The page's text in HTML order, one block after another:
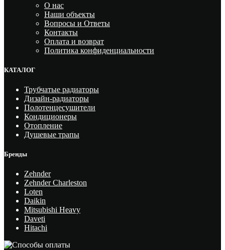
О нас
Наши объекты
Вопросы и Ответы
Контакты
Оплата и возврат
Политика конфиденциальности
КАТАЛОГ
Трубчатые радиаторы
Дизайн-радиаторы
Полотенцесушители
Кондиционеры
Отопление
Душевые трапы
Бренды
Zehnder
Zehnder Charleston
Loten
Daikin
Mitsubishi Heavy
Daveti
Hitachi